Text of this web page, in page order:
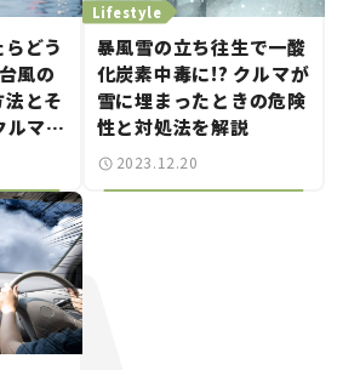
どう
風の
とそ
ルマと
Lifestyle
暴風雪の立ち往生で一酸
化炭素中毒に!? クルマが
雪に埋まったときの危険
性と対処法を解説
2023.12.20